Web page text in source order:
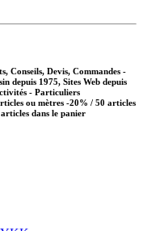
Conseils, Devis, Commandes -
depuis 1975, Sites Web depuis
- Particuliers
ou mètres -20% / 50 articles
dans le panier